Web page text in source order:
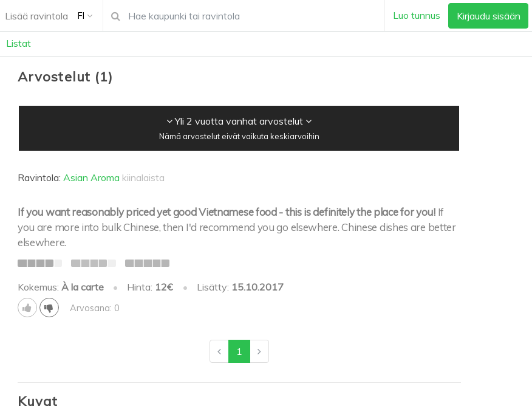
Lisää ravintola FI Luo tunnus Kirjaudu sisään
Listat
Arvostelut (1)
Yli 2 vuotta vanhat arvostelut
Nämä arvostelut eivät vaikuta keskiarvoihin
Ravintola: Asian Aroma kiinalaista
If you want reasonably priced yet good Vietnamese food - this is definitely the place for you! If
you are more into bulk Chinese, then I'd recommend you go elsewhere. Chinese dishes are better
elsewhere.
Kokemus: À la carte • Hinta: 12€ • Lisätty: 15.10.2017
Arvosana: 0
1
Kuvat